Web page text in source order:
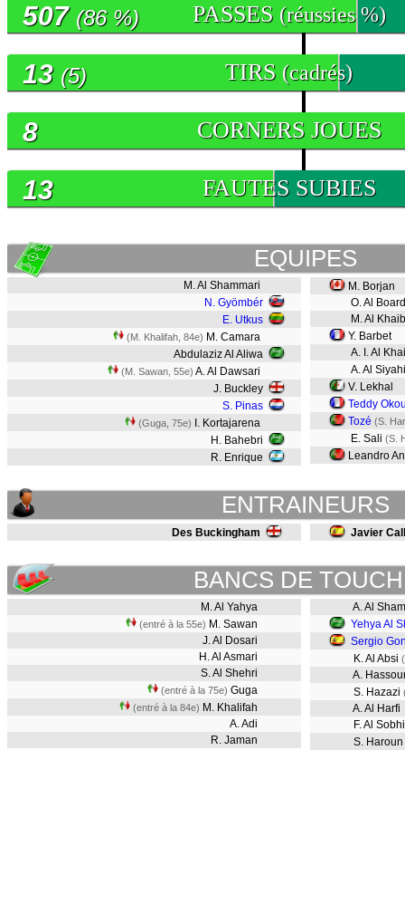
PASSES (réussies %)
507 (86 %)
TIRS (cadrés)
13 (5)
CORNERS JOUES
8
FAUTES SUBIES
13
EQUIPES
M. Al Shammari
N. Gyömbér
E. Utkus
(M. Khalifah, 84e) M. Camara
Abdulaziz Al Aliwa
(M. Sawan, 55e) A. Al Dawsari
J. Buckley
S. Pinas
(Guga, 75e)
I. Kortajarena
H. Bahebri
R. Enrique
M. Borjan
O. Al
M. Al
Y. Barbet
A. I. Al
A. Al
V. Lekhal
Teddy
Tozé (S.
E. Sali (S.
Leandro
ENTRAINEURS
Des Buckingham Javier
BANCS DE
M. Al Yahya
(entré à la 55e) M. Sawan
J. Al Dosari
H. Al Asmari
S. Al Shehri
(entré à la 75e) Guga
(entré à la 84e) M. Khalifah
A. Adi
R. Jaman
A. Al
Yehya Al
Sergio
K. Al Absi
A.
S. Hazazi
A. Al Harfi
F. Al Sobhi
S. Haroun